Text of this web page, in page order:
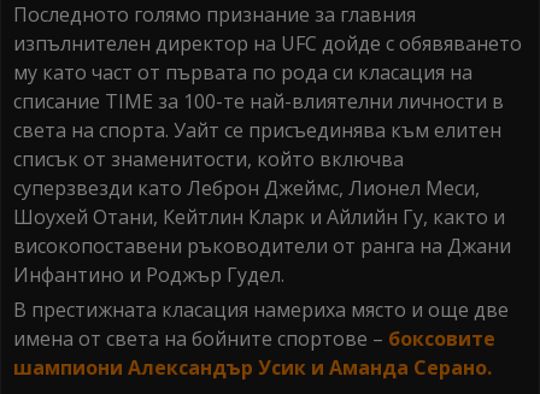
Последното голямо признание за главния
изпълнителен директор на UFC дойде с обявяването
му като част от първата по рода си класация на
списание TIME за 100-те най-влиятелни личности в
света на спорта. Уайт се присъединява към елитен
списък от знаменитости, който включва
суперзвезди като Леброн Джеймс, Лионел Меси,
Шоухей Отани, Кейтлин Кларк и Айлийн Гу, както и
високопоставени ръководители от ранга на Джани
Инфантино и Роджър Гудел.
В престижната класация намериха място и още две
имена от света на бойните спортове – боксовите
шампиони Александър Усик и Аманда Серано.